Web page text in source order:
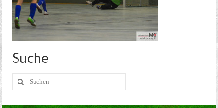
Jugend
Aerobic
Kegel Clubs
Trainingszeiten und Ansprechpartner
Suche
Suche
nach: